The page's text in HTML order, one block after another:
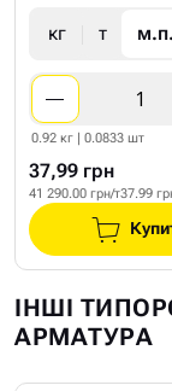
кг т м.п.
0.92 кг | 0.0833 шт
37,99 грн
41 290.00 грн/т37.99
ІНШІ
АРМАТУРА